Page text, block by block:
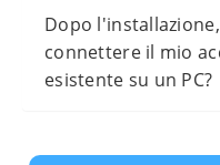
Dopo
connettere il mio
esistente su un PC?